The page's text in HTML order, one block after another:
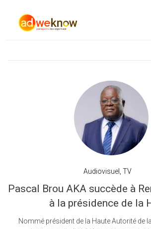
Audiovisuel TV
Pascal Brou AKA succède à
à la présidence de la
Nommé président de la Haute Autorité de